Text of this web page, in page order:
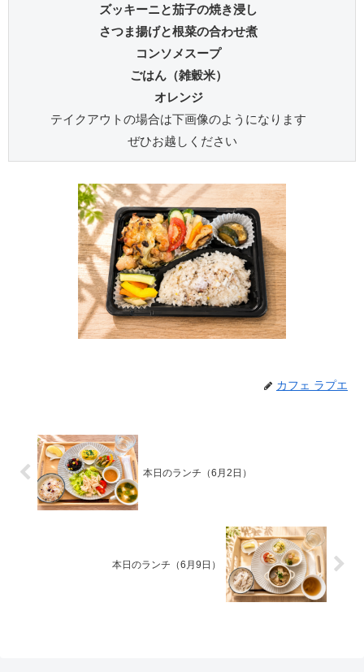
ズッキーニと茄子の焼き浸し
さつま揚げと根菜の合わせ煮
コンソメスープ
ごはん（雑穀米）
オレンジ
テイクアウトの場合は下画像のようになります
ぜひお越しください
カフェ ラプエ
本日のランチ（6月2日）
本日のランチ（6月9日）